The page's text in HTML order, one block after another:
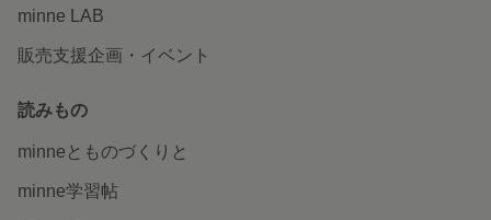
minne LAB
販売支援企画・イベント
読みもの
minneとものづくりと
minne学習帖